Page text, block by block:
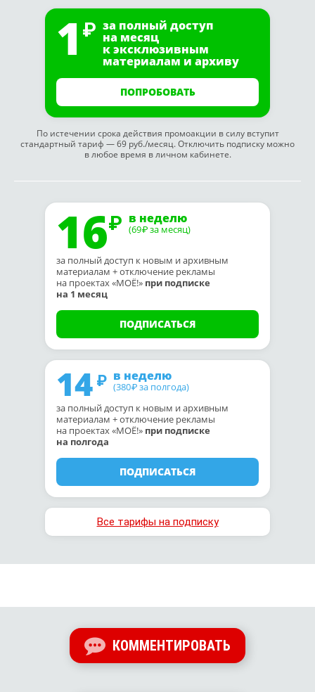
1 за полный доступ
на месяц
к эксклюзивным
материалам и архиву
ПОПРОБОВАТЬ
По истечении срока действия промоакции в силу вступит
стандартный тариф — 69 руб./месяц. Отключить подписку можно
в любое время в личном кабинете.
16 в неделю
(69₽ за месяц)
за полный доступ к новым и архивным
материалам + отключение рекламы
на проектах «МОЁ!» при подписке
на 1 месяц
ПОДПИСАТЬСЯ
14 в неделю
(380₽ за полгода)
за полный доступ к новым и архивным
материалам + отключение рекламы
на проектах «МОЁ!» при подписке
на полгода
ПОДПИСАТЬСЯ
Все тарифы на подписку
КОММЕНТИРОВАТЬ